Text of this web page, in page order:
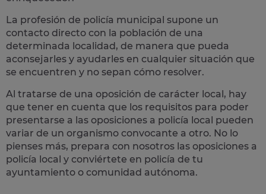
La profesión de policía municipal supone un
contacto directo con la población de una
determinada localidad, de manera que pueda
aconsejarles y ayudarles en cualquier situación que
se encuentren y no sepan cómo resolver.
Al tratarse de una oposición de carácter local, hay
que tener en cuenta que los requisitos para poder
presentarse a las oposiciones a policía local pueden
variar de un organismo convocante a otro. No lo
pienses más, prepara con nosotros las oposiciones a
policía local y conviértete en policía de tu
ayuntamiento o comunidad autónoma.